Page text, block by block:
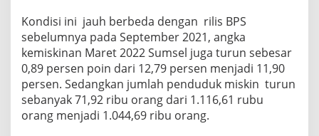
Kondisi ini jauh berbeda dengan rilis BPS
sebelumnya pada September 2021, angka
kemiskinan Maret 2022 Sumsel juga turun sebesar
0,89 persen poin dari 12,79 persen menjadi 11,90
persen. Sedangkan jumlah penduduk miskin turun
sebanyak 71,92 ribu orang dari 1.116,61 rubu
orang menjadi 1.044,69 ribu orang.